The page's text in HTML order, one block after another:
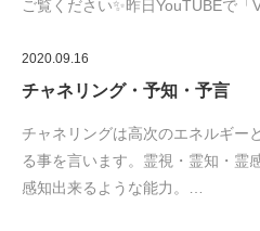
ご覧ください✨昨日YouTUBEで「
2020.09.16
チャネリング・予知・予言
チャネリングは高次のエネルギー
る事を言います。霊視・霊知・霊
感知出来るような能力。…